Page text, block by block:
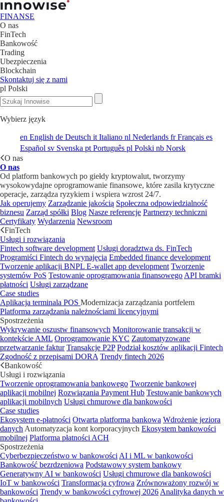
FINANSE
O nas
FinTech
Bankowość
Trading
Ubezpieczenia
Blockchain
Skontaktuj się z nami
pl Polski
Wybierz język
en English de Deutsch it Italiano nl Nederlands frFrançais es
Español sv Svenska pt Português pl Polski nb Norsk
O nas
O nas
Od platform bankowych po giełdy kryptowalut, tworzymy
wysokowydajne oprogramowanie finansowe, które zasila krytyczne
operacje, zarządza ryzykiem i wspiera wzrost 24/7.
Jak operujemy Zarządzanie jakością Społeczna odpowiedzialność
biznesu Zarząd spółki Blog Nasze referencje Partnerzy techniczni
Certyfikaty Wydarzenia Newsroom
FinTech
Usługi i rozwiązania
Fintech software development Usługi doradztwa ds. FinTech
Programiści Fintech do wynajęcia Embedded finance development
Tworzenie aplikacji BNPL E-wallet app development Tworzenie
systemów PoS Testowanie oprogramowania finansowego API bramki
płatności Usługi zarządzane
Case studies
Aplikacja terminala POS Modernizacja zarządzania portfelem
Platforma zarządzania należnościami licencyjnymi
Spostrzeżenia
Wykrywanie oszustw finansowych Monitorowanie transakcji w
kontekście AML Oprogramowanie KYC Zautomatyzowane
przetwarzanie faktur Transakcje P2P Podział kosztów aplikacji Fintech
Zgodność z przepisami DORA Trendy fintech 2026
Bankowość
Usługi i rozwiązania
Tworzenie oprogramowania bankowego Tworzenie bankowej
aplikacji mobilnej Rozwiązania Payment Hub Testowanie bankowych
aplikacji mobilnych Usługi chmurowe dla bankowości
Case studies
Ekosystem e-płatności Otwarta platforma bankowa Wdrożenie jeziora
danych Automatyzacja kont korporacyjnych Ekosystem bankowości
mobilnej Platforma płatności ACH
Spostrzeżenia
Cyberbezpieczeństwo w bankowości AI i ML w bankowości
Bankowość bezrdzeniowa Podstawowy system bankowy
Generatywny AI w bankowości Usługi chmurowe dla bankowości
IoT w bankowości Transformacja cyfrowa Zrównoważony rozwój w
bankowości Trendy w bankowości cyfrowej 2026 Analityka danych w